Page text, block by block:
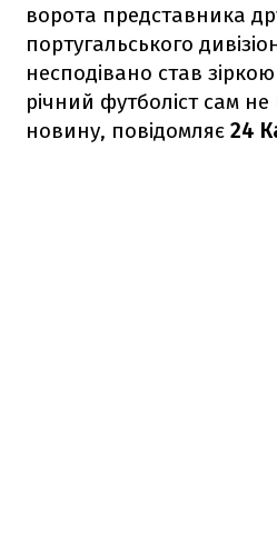
ворота представника
португальського
несподівано став
річний футболіст сам
новину, повідомляє 24